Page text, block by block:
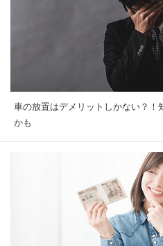
車の放置はデメリットしかない？
かも